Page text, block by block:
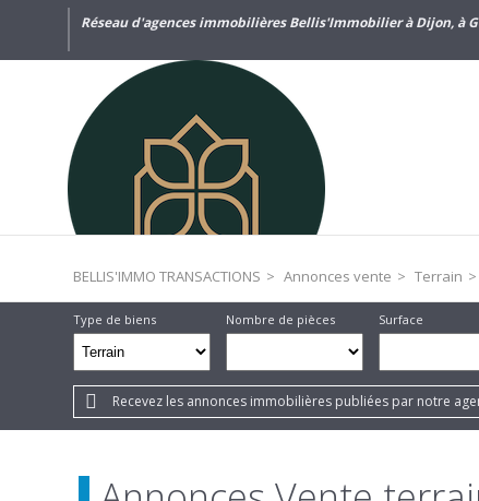
Réseau d'agences immobilières Bellis'Immobilier à Dijon, à
BELLIS'IMMO TRANSACTIONS > Annonces vente > Terrain >
Type de biens Nombre de pièces Surface
Recevez les annonces immobilières publiées par notre